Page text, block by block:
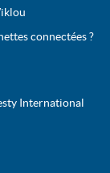
connectées ?
International